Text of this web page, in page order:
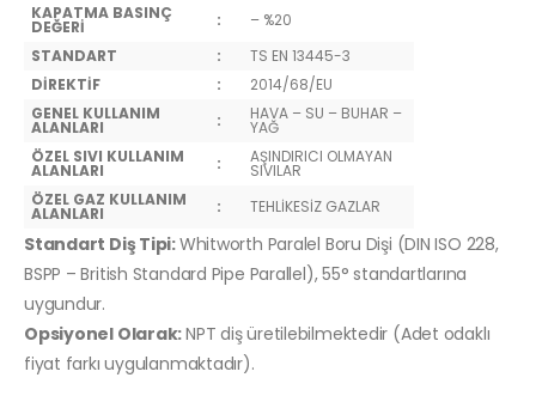
KAPATMA BASINÇ
DEĞERİ :
– %20
STANDART
:
TS EN 13445-3
DİREKTİF
:
2014/68/EU
GENEL KULLANIM
ALANLARI : HAVA – SU – BUHAR –
YAĞ
ÖZEL SIVI KULLANIM
ALANLARI : AŞINDIRICI OLMAYAN
SIVILAR
ÖZEL GAZ KULLANIM
ALANLARI : TEHLİKESİZ GAZLAR
Standart Diş Tipi:Whitworth Paralel Boru Dişi (DIN ISO 228,
BSPP – British Standard Pipe Parallel), 55° standartlarına
uygundur.
Opsiyonel Olarak:NPT diş üretilebilmektedir (Adet odaklı
fiyat farkı uygulanmaktadır).